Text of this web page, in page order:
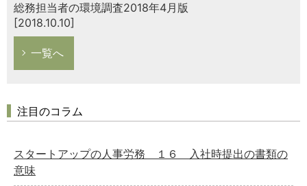
総務担当者の環境調査2018年4月版
[2018.10.10]
一覧へ
注目のコラム
スタートアップの人事労務 １６ 入社時提出の書類の
意味